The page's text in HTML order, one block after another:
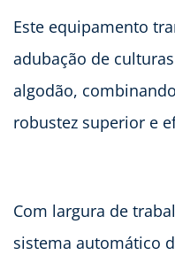
Este equipamento
adubação de
algodão,
robustez superior e
Com largura de
sistema automático